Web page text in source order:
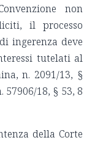
non
il processo
ingerenza deve
tutelati al
n. 2091/13, §
57906/18, § 53, 8
della Corte